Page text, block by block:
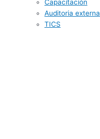
Capacitación
Auditoria externa
TICS